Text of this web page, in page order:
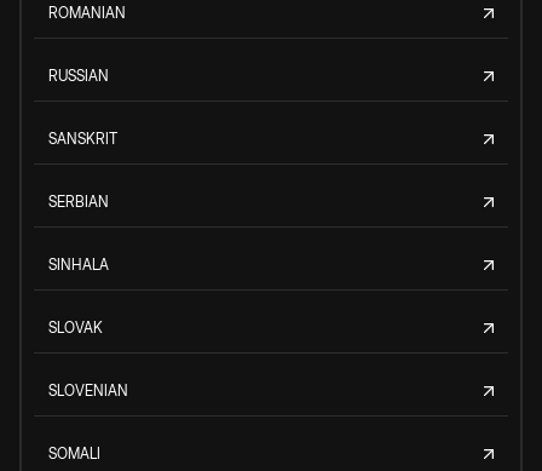
ROMANIAN
RUSSIAN
SANSKRIT
SERBIAN
SINHALA
SLOVAK
SLOVENIAN
SOMALI